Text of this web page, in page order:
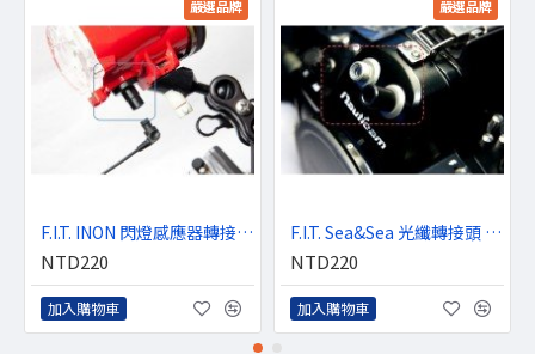
嚴選品牌
F.I.T. INON 閃燈感應器轉接頭(Type4)
NTD220
加入購物車
嚴選品牌
F.I.T. Sea&Sea 光纖轉接頭 for Nauticam DSLR 防水盒
NTD220
加入購物車